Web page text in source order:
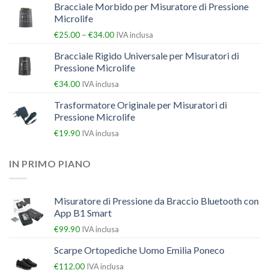
Bracciale Morbido per Misuratore di Pressione
Microlife
€25.00 – €34.00 IVA inclusa
Bracciale Rigido Universale per Misuratori di
Pressione Microlife
€34.00 IVA inclusa
Trasformatore Originale per Misuratori di
Pressione Microlife
€19.90 IVA inclusa
IN PRIMO PIANO
Misuratore di Pressione da Braccio Bluetooth con
App B1 Smart
€99.90 IVA inclusa
Scarpe Ortopediche Uomo Emilia Poneco
€112.00 IVA inclusa